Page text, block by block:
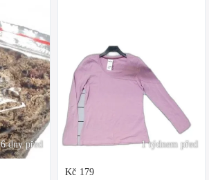
6 dny před 1 týdnem před
Kč 179